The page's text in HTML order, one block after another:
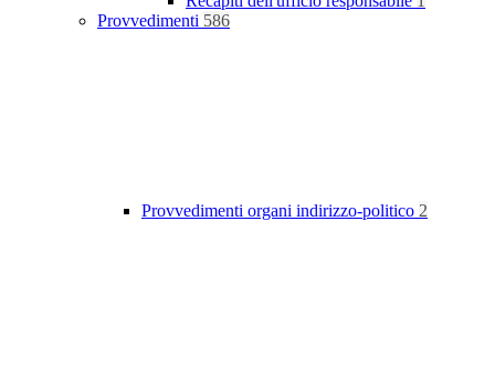
Provvedimenti 586
Provvedimenti organi indirizzo-politico 2